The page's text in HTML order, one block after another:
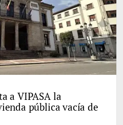
a VIPASA la
pública vacía de